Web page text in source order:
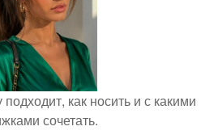
как носить и с какими
сочетать.